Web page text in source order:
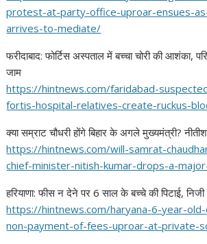
protest-at-party-office-uproar-ensues-
arrives-to-mediate/
फरीदाबाद: फोर्टिस अस्पताल में बच्चा चोरी की आशंका,
जाम
https://hintnews.com/faridabad-
fortis-hospital-relatives-create-ruckus-
क्या सम्राट चौधरी होंगे बिहार के अगले मुख्यमंत्री?
https://hintnews.com/will-samrat-
chief-minister-nitish-kumar-drops-a-
हरियाणा: फीस न देने पर 6 साल के बच्चे की पिटाई,
https://hintnews.com/haryana-6-year-
non-payment-of-fees-uproar-at-private-